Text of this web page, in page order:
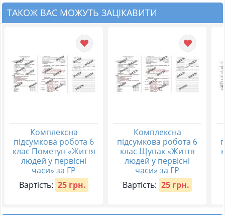
ТАКОЖ ВАС МОЖУТЬ ЗАЦІКАВИТИ
Комплексна
підсумкова робота 6
клас Пометун «Життя
людей у первісні
часи» за ГР
Вартість: 25 грн.
Комплексна
підсумкова робота 6
клас Щупак «Життя
людей у первісні
часи» за ГР
Вартість: 25 грн.